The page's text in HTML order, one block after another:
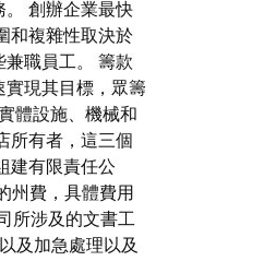
。 創辦企業最快
和複雜性取決於
職員工。 籌款
實現其目標，眾籌
體設施、機械和
所有者，這三個
建有限責任公
州費，具體費用
所涉及的文書工
及加急處理以及